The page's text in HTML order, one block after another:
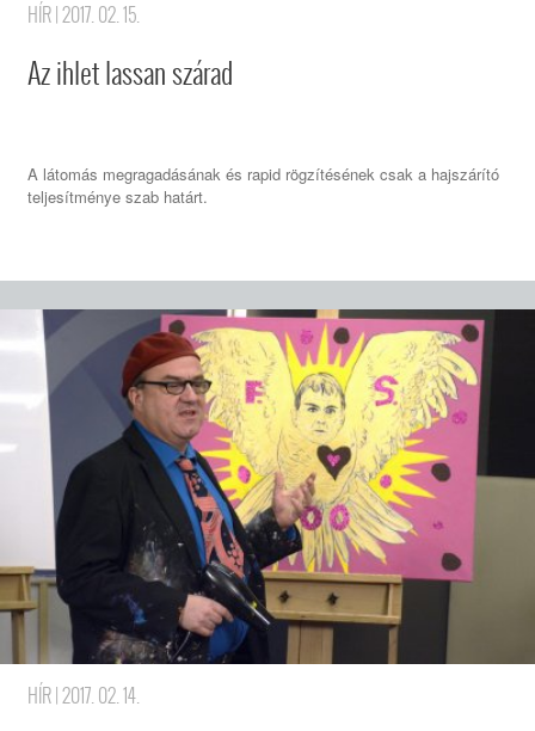
HÍR| 2017. 02. 15.
Az ihlet lassan szárad
A látomás megragadásának és rapid rögzítésének csak a hajszárító
teljesítménye szab határt.
HÍR| 2017. 02. 14.